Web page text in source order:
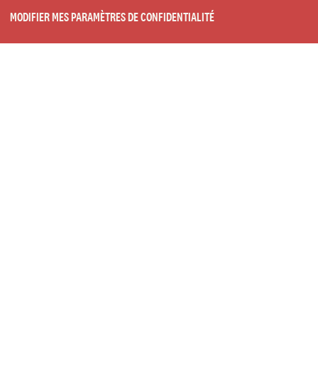
MODIFIER MES PARAMÈTRES DE CONFIDENTIALITÉ